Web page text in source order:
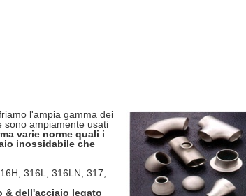
l'ampia gamma dei
sono ampiamente usati
varie norme quali i
inossidabile che
316L, 316LN, 317,
& dell'acciaio legato